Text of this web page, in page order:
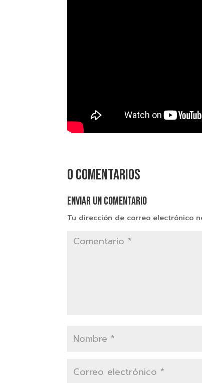
0 comentarios
Enviar un comentario
Tu dirección de correo electrónico